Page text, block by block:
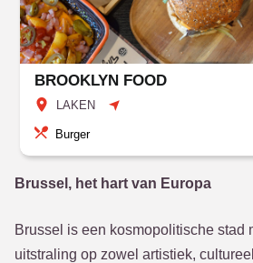
BROOKLYN FOOD
LAKEN
Burger
Brussel, het hart van Europa
Brussel is een kosmopolitische stad
uitstraling op zowel artistiek,